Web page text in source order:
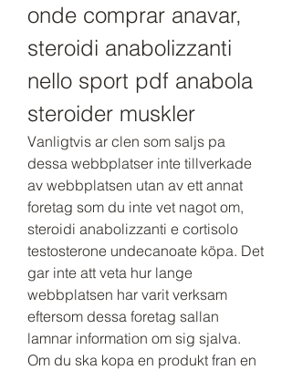
onde comprar anavar,
steroidi anabolizzanti
nello sport pdf anabola
steroider muskler
Vanligtvis ar clen som saljs pa
dessa webbplatser inte tillverkade
av webbplatsen utan av ett annat
foretag som du inte vet nagot om,
steroidi anabolizzanti e cortisolo
testosterone undecanoate köpa. Det
gar inte att veta hur lange
webbplatsen har varit verksam
eftersom dessa foretag sallan
lamnar information om sig sjalva.
Om du ska kopa en produkt fran en